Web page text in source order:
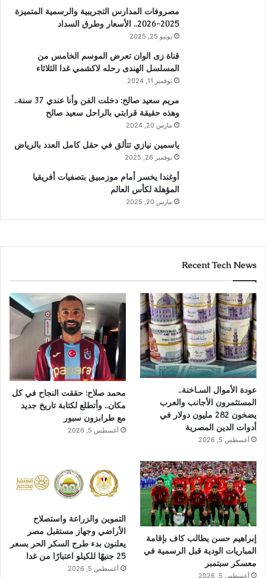
مصروفات المدارس التجريبية والرسمية المتميزة
2025-2026.. الأسعار وطرق السداد
يونيو 25, 2025
قناة زى الوان تعرض الموسم الخامس من
المسلسل الهندى رحله لاكشمي غدا الثلاثاء
نوفمبر 11, 2024
مريم سعيد صالح: دخلت الفن وأنا عندي 37 سنة..
وهذه حقيقة قرابتي بالراحل سعيد صالح
مارس 20, 2024
ياسمين نيازي تتألق في حقل كامل العدد بالرياض
نوفمبر 26, 2025
أوغندا يخسر أمام موزمبيق بتصفيات أفريقيا
المؤهلة لكأس العالم
مارس 20, 2025
Recent Tech News
عودة الأموال السـاخنة..
المستثمرون الأجانب والعرب
يضخون 282 مليون دولار في
أدوات الدين المصرية
أغسطس 5, 2026
محمد صلاح: حققت النجاح في كل
مكان.. وأتطلع لكتابة تاريخ جديد
مع طرابزون سبور
أغسطس 5, 2026
إبراهيم حسن يطالب كاف بإقامة
المباريات الودية قبل الرسمية في
معسكر سبتمبر
أغسطس 5, 2026
التموين والزراعة واستصلاح
الأراضي وجهاز مستقبل مصر
يعلنون بدء طرح السكر الحر بسعر
25 جنيهًا للكيلو اعتبارًا من غدا
أغسطس 5, 2026